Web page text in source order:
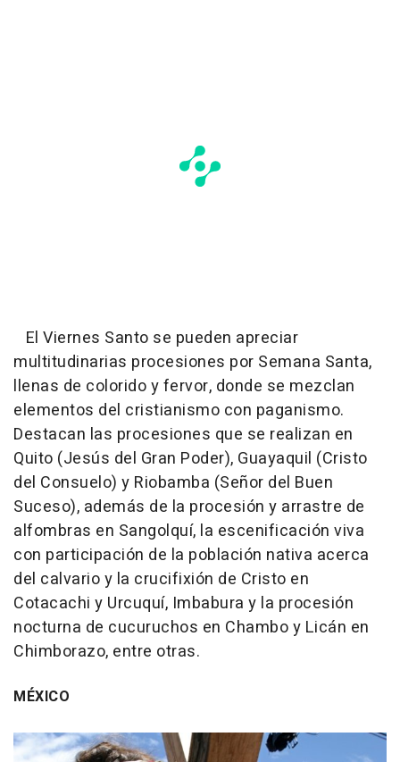
El Viernes Santo se pueden apreciar
multitudinarias procesiones por Semana Santa,
llenas de colorido y fervor, donde se mezclan
elementos del cristianismo con paganismo.
Destacan las procesiones que se realizan en
Quito (Jesús del Gran Poder), Guayaquil (Cristo
del Consuelo) y Riobamba (Señor del Buen
Suceso), además de la procesión y arrastre de
alfombras en Sangolquí, la escenificación viva
con participación de la población nativa acerca
del calvario y la crucifixión de Cristo en
Cotacachi y Urcuquí, Imbabura y la procesión
nocturna de cucuruchos en Chambo y Licán en
Chimborazo, entre otras.
MÉXICO